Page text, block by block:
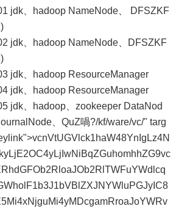
jdk、hadoop NameNode、 DFSZKF
jdk、hadoop NameNode、DFSZKF
jdk、hadoop ResourceManager
jdk、hadoop ResourceManager
jdk、hadoop、zookeeper DataNod
、QuZ喎?/kf/ware/vc/" targ